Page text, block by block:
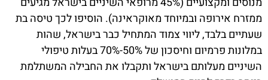
ממזרח אירופה ובמיוחד מאוקראינה). הוסיפו לכך טיסה בת
שעתיים בלבד, ליווי צמוד המתחיל כבר בישראל, שהות
במלונות פרמיום וחיסכון של 50%-70% בעלות טיפולי
השיניים מעלותם בישראל ותקבלו את החבילה המשתלמת